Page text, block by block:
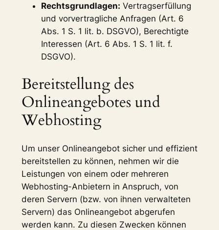
Rechtsgrundlagen: Vertragserfüllung
und vorvertragliche Anfragen (Art. 6
Abs. 1 S. 1 lit. b. DSGVO), Berechtigte
Interessen (Art. 6 Abs. 1 S. 1 lit. f.
DSGVO).
Bereitstellung des
Onlineangebotes und
Webhosting
Um unser Onlineangebot sicher und effizient
bereitstellen zu können, nehmen wir die
Leistungen von einem oder mehreren
Webhosting-Anbietern in Anspruch, von
deren Servern (bzw. von ihnen verwalteten
Servern) das Onlineangebot abgerufen
werden kann. Zu diesen Zwecken können